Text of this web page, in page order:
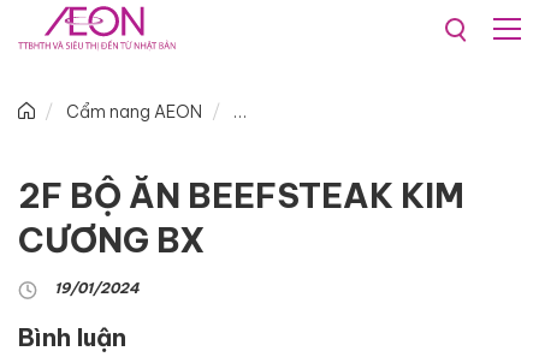
Cẩm nang AEON
2F BỘ ĂN BEEFSTEAK KIM
CƯƠNG BX
19/01/2024
Bình luận